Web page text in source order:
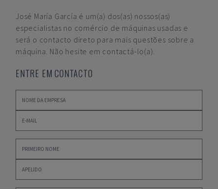
José María García é um(a) dos(as) nossos(as)
especialistas no comércio de máquinas usadas e
será o contacto direto para mais questões sobre a
máquina. Não hesite em contactá-lo(a).
ENTRE EM CONTACTO